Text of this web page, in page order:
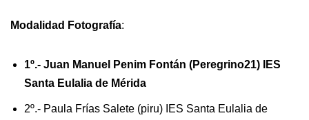
Modalidad Fotografía:
1º.- Juan Manuel Penim Fontán (Peregrino21) IES
Santa Eulalia de Mérida
2º.- Paula Frías Salete (piru) IES Santa Eulalia de